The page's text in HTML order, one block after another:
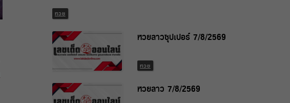
หวย
หวยลาวซุปเปอร์ 7/8/2569
หวย
หวยลาว 7/8/2569